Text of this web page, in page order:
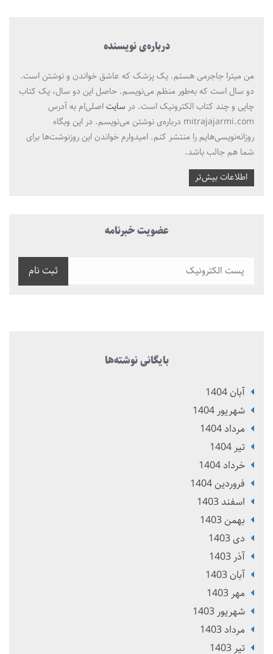
درباره‌ی نویسنده
من میترا جاجرمی هستم. یک پزشک که عاشق خواندن و نوشتن است.
دو سال است که به‌طور منظم می‌نویسم. حاصل این دو سال، یک کتاب
چاپی و چند کتاب الکترونیک است. در سایتاصلی‌ام به آدرس
mitrajajarmi.com درباره‌ی نوشتن می‌نویسم. در این وبگاه
روزانه‌نویسی‌هایم را منتشر کنم. امیدوارم خواندن این روزنوشت‌ها برای
شما هم جالب باشد.
اطلاعات بیش‌تر
عضویت خبرنامه
ثبت نام
بایگانی نوشته‌ها
آبان 1404
شهریور 1404
مرداد 1404
تير 1404
خرداد 1404
فروردین 1404
اسفند 1403
بهمن 1403
دی 1403
آذر 1403
آبان 1403
مهر 1403
شهریور 1403
مرداد 1403
تير 1403